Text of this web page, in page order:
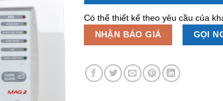
Có thể thiết kế theo yêu cầu của
NHẬN BÁO GIÁ GỌI